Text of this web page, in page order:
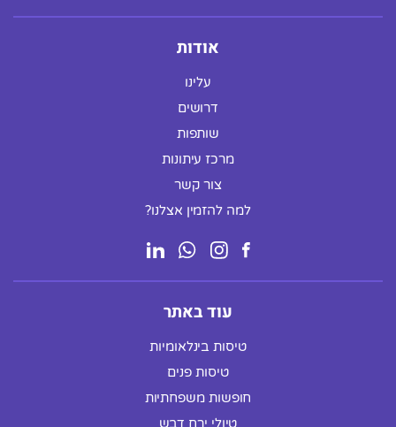
אודות
עלינו
דרושים
שותפות
מרכז עיתונות
צור קשר
למה להזמין אצלנו?
עוד באתר
טיסות בינלאומיות
טיסות פנים
חופשות משפחתיות
טיולי ירח דבש